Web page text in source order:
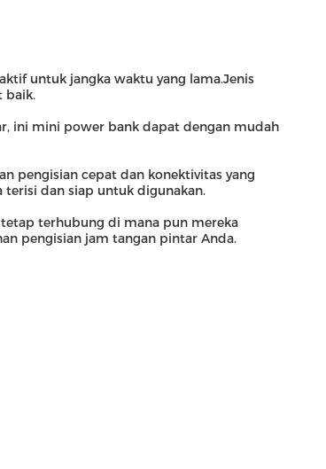
untuk jangka waktu yang lama.Jenis
baik.
ini mini power bank dapat dengan mudah
pengisian cepat dan konektivitas yang
dan siap untuk digunakan.
terhubung di mana pun mereka
pengisian jam tangan pintar Anda.